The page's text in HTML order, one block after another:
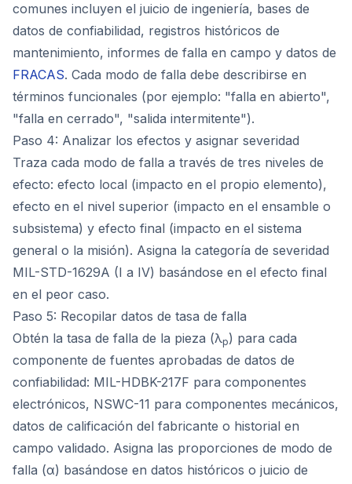
comunes incluyen el juicio de ingeniería, bases de
datos de confiabilidad, registros históricos de
mantenimiento, informes de falla en campo y datos de
FRACAS. Cada modo de falla debe describirse en
términos funcionales (por ejemplo: "falla en abierto",
"falla en cerrado", "salida intermitente").
Paso 4: Analizar los efectos y asignar severidad
Traza cada modo de falla a través de tres niveles de
efecto: efecto local (impacto en el propio elemento),
efecto en el nivel superior (impacto en el ensamble o
subsistema) y efecto final (impacto en el sistema
general o la misión). Asigna la categoría de severidad
MIL-STD-1629A (I a IV) basándose en el efecto final
en el peor caso.
Paso 5: Recopilar datos de tasa de falla
Obtén la tasa de falla de la pieza (λp) para cada
componente de fuentes aprobadas de datos de
confiabilidad: MIL-HDBK-217F para componentes
electrónicos, NSWC-11 para componentes mecánicos,
datos de calificación del fabricante o historial en
campo validado. Asigna las proporciones de modo de
falla (α) basándose en datos históricos o juicio de